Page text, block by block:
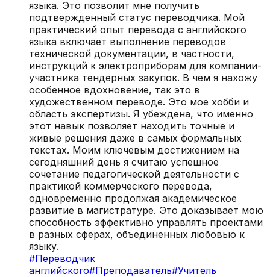
языка. Это позволит мне получить
подтвержденный статус переводчика. Мой
практический опыт перевода с английского
языка включает выполнение переводов
технической документации, в частности,
инструкций к электроприборам для компании-
участника тендерных закупок. В чем я нахожу
особенное вдохновение, так это в
художественном переводе. Это мое хобби и
область экспертизы. Я убеждена, что именно
этот навык позволяет находить точные и
живые решения даже в самых формальных
текстах. Моим ключевым достижением на
сегодняшний день я считаю успешное
сочетание педагогической деятельности с
практикой коммерческого перевода,
одновременно продолжая академическое
развитие в магистратуре. Это доказывает мою
способность эффективно управлять проектами
в разных сферах, объединенных любовью к
языку.
#Переводчик
английского#Преподаватель#Учитель